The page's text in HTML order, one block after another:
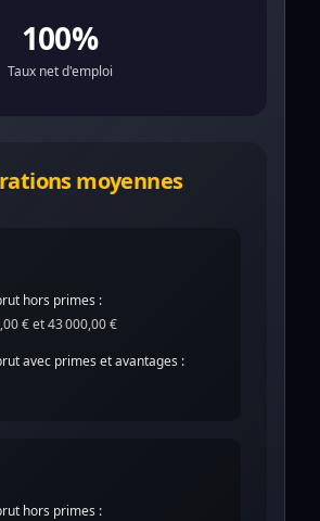
100%
Taux net d'emploi
moyennes
hors primes :
€ et 43 000,00 €
avec primes et avantages :
hors primes :